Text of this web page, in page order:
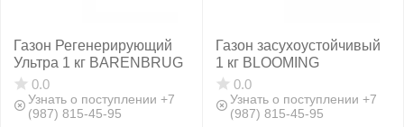
Газон Регенерирующий
Ультра 1 кг BARENBRUG
0.0
Узнать о поступлении +7
(987) 815-45-95
Газон засухоустойчивый
1 кг BLOOMING
0.0
Узнать о поступлении +7
(987) 815-45-95